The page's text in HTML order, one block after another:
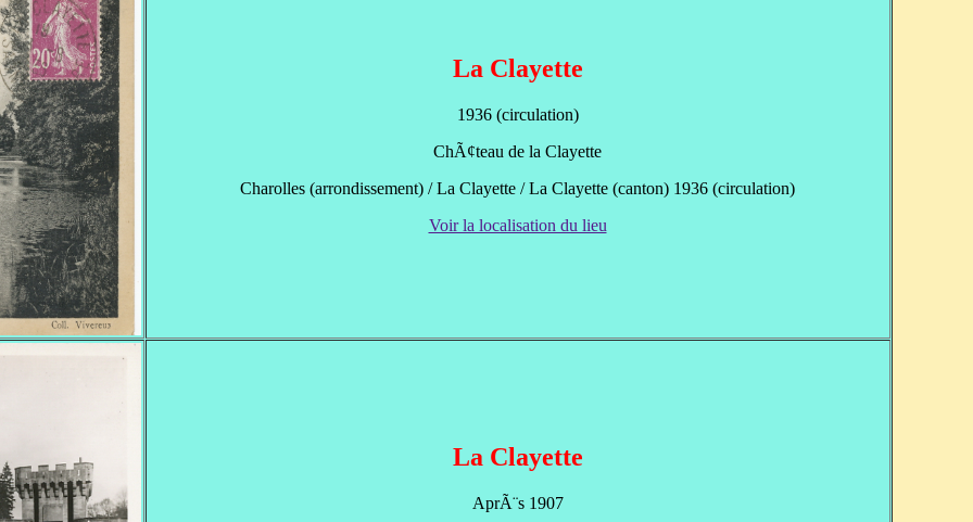
La Clayette
1936 (circulation)
ChÃ¢teau de la Clayette
Charolles (arrondissement) / La Clayette / La Clayette (canton) 1936 (circulation)
Voir la localisation du lieu
La Clayette
AprÃ¨s 1907